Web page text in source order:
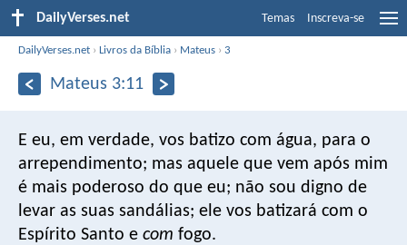
DailyVerses.net Temas Inscreva-se
DailyVerses.net ›Livros da Bíblia › Mateus ›3
Mateus 3:11
E eu, em verdade, vos batizo com água, para o
arrependimento; mas aquele que vem após mim
é mais poderoso do que eu; não sou digno de
levar as suas sandálias; ele vos batizará com o
Espírito Santo e com fogo.